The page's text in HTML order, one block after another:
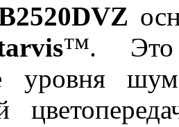
™. Это
уровня